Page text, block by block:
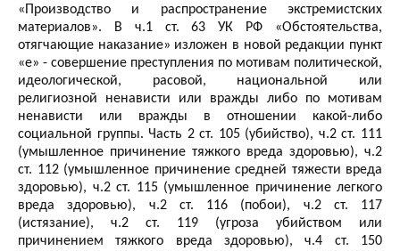
«Производство и распространение экстремистских
материалов». В ч.1 ст. 63 УК РФ «Обстоятельства,
отягчающие наказание» изложен в новой редакции пункт
«е» - совершение преступления по мотивам политической,
идеологической, расовой, национальной или
религиозной ненависти или вражды либо по мотивам
ненависти или вражды в отношении какой-либо
социальной группы. Часть 2 ст. 105 (убийство), ч.2 ст. 111
(умышленное причинение тяжкого вреда здоровью), ч.2
ст. 112 (умышленное причинение средней тяжести вреда
здоровью), ч.2 ст. 115 (умышленное причинение легкого
вреда здоровью), ч.2 ст. 116 (побои), ч.2 ст. 117
(истязание), ч.2 ст. 119 (угроза убийством или
причинением тяжкого вреда здоровью), ч.4 ст. 150